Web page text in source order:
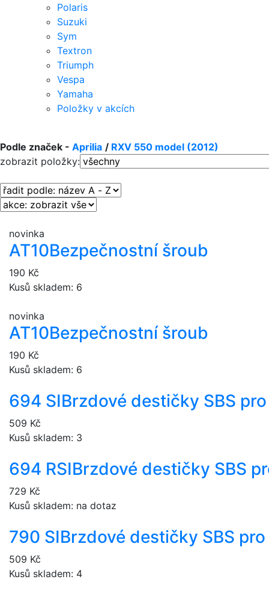
Polaris
Suzuki
Sym
Textron
Triumph
Vespa
Yamaha
Položky v akcích
Podle značek - Aprilia / RXV 550 model (2012)
zobrazit položky:
novinka
AT10Bezpečnostní šroub
190 Kč
Kusů skladem: 6
novinka
AT10Bezpečnostní šroub
190 Kč
Kusů skladem: 6
694 SIBrzdové destičky SBS
509 Kč
Kusů skladem: 3
694 RSIBrzdové destičky SBS
729 Kč
Kusů skladem: na dotaz
790 SIBrzdové destičky SBS
509 Kč
Kusů skladem: 4